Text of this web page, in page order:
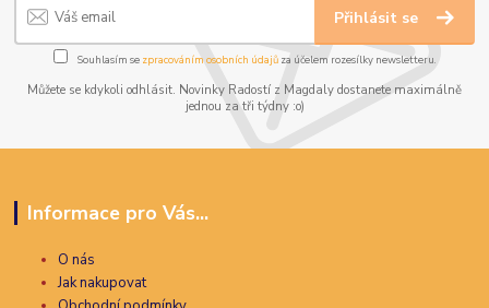
Přihlásit se
Souhlasím se zpracováním osobních údajůza účelem rozesílky newsletteru.
Můžete se kdykoli odhlásit. Novinky Radostí z Magdaly dostanete maximálně
jednou za tři týdny :o)
Informace pro Vás...
O nás
Jak nakupovat